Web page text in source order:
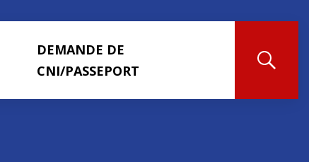
DEMANDE DE
CNI/PASSEPORT